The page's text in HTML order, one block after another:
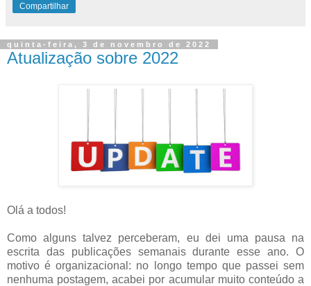
Compartilhar
quinta-feira, 3 de novembro de 2022
Atualização sobre 2022
Olá a todos!
Como alguns talvez perceberam, eu dei uma pausa na
escrita das publicações semanais durante esse ano. O
motivo é organizacional: no longo tempo que passei sem
nenhuma postagem, acabei por acumular muito conteúdo a